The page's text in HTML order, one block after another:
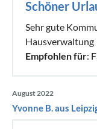
Schöner
Sehr gute
Hausverwaltung
Empfohlen für:
August 2022
Yvonne B. aus